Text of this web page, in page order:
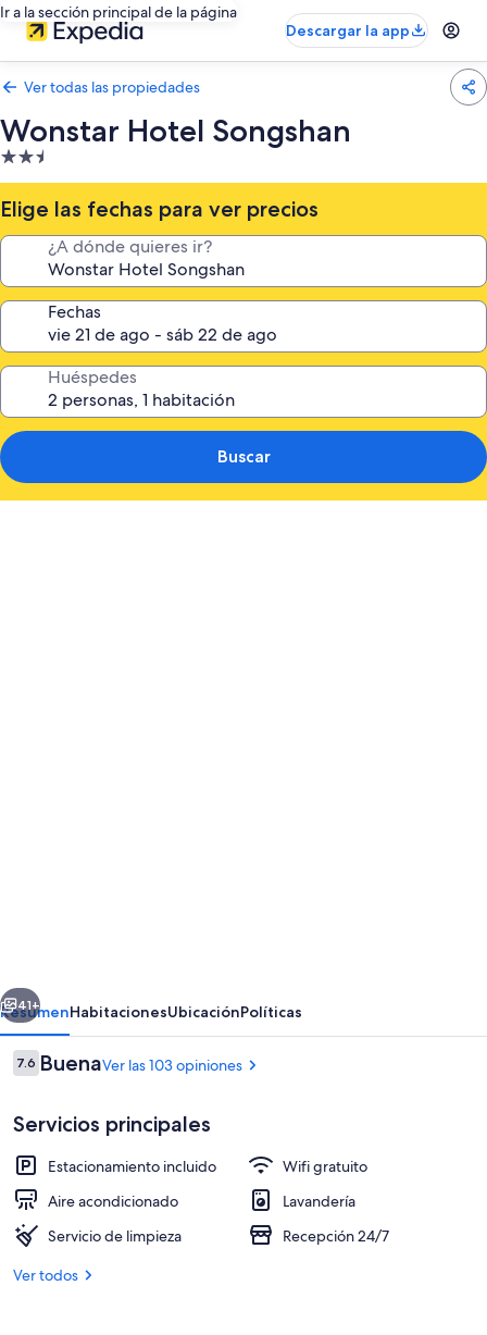
Ir a la sección principal de la página
Descargar la app
Ver todas las propiedades
Wonstar Hotel Songshan
Propiedad
de
2.5
estrellas
Elige las fechas para ver precios
¿A dónde quieres ir?
Fechas
Huéspedes
Buscar
Habitación cuádruple ejecutiva, 2
Siguiente
41+
ResumenHabitacionesUbicaciónPolíticas
Opiniones
7.67.6 de 10,
BuenaVer las 103 opiniones
Servicios principales
Estacionamiento incluido
Wifi gratuito
Aire acondicionado
Lavandería
Servicio de limpieza
Recepción 24/7
Ver todos